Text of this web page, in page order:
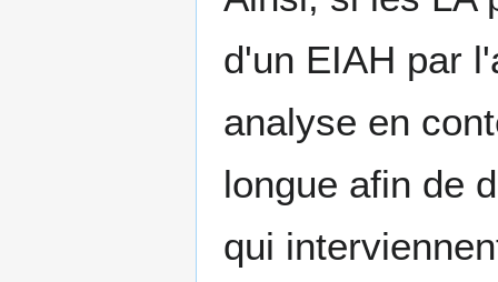
d'un EIAH par
analyse en
longue afin de
qui